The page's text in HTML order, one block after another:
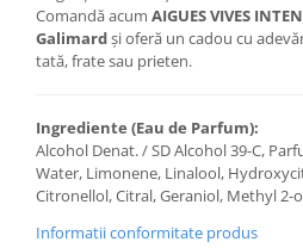
Comandă acum AIGUES VIVES
Galimardși oferă un cadou cu
tată, frate sau prieten.
Ingrediente (Eau de Parfum):
Alcohol Denat. / SD Alcohol 39-C,
Water, Limonene, Linalool,
Citronellol, Citral, Geraniol, Methyl 2-
Informatii conformitate produs